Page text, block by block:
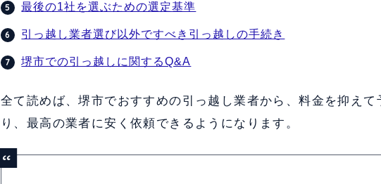
最後の1社を選ぶための選定基準
引っ越し業者選び以外ですべき引っ越しの手続き
堺市での引っ越しに関するQ&A
全て読めば、堺市でおすすめの引っ越し業者から、料金を抑え
り、最高の業者に安く依頼できるようになります。